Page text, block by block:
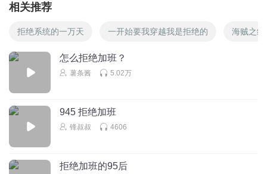
相关推荐
拒绝系统的一万天 一开始要我穿越我是拒绝的 海贼之
怎么拒绝加班？
薯条酱 5.02万
945 拒绝加班
锋叔叔 4606
拒绝加班的95后